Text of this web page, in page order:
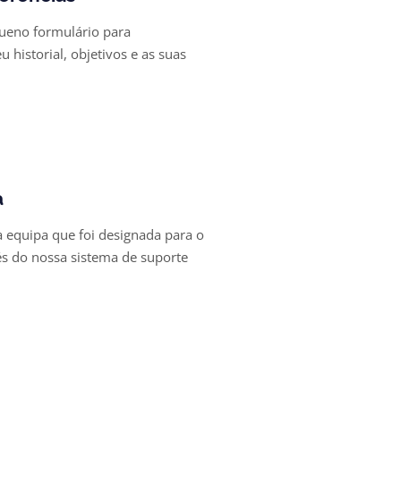
formulário para
historial, objetivos e as suas
equipa que foi designada para o
do nossa sistema de suporte